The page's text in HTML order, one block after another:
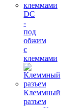
DC
-
под
обжим
с
клеммами
Клеммный
разъем